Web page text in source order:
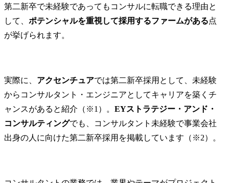
されます。
第二新卒で未経験であってもコンサルに転職できる理由と
して、 ポテンシャルを重視して採用するファームがある点
が挙げられます。
実際に、 アクセンチュアでは第二新卒採用として、未経験
からコンサルタント・エンジニアとしてキャリアを築くチ
ャンスがあると紹介（※1）。 EYストラテジー・アンド・
コンサルティングでも、コンサルタント未経験で事業会社
出身の人に向けた第二新卒採用を掲載しています（※2）。